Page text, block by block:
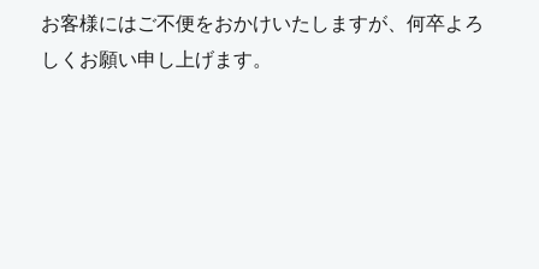
お客様にはご不便をおかけいたしますが、何卒よろ
しくお願い申し上げます。